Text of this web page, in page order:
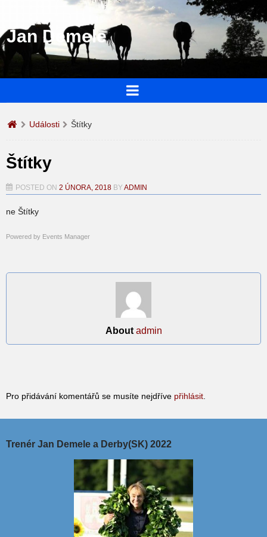
Jan Demele
Události Štítky
Štítky
POSTED ON 2 ÚNORA, 2018 BYADMIN
ne Štítky
Powered by Events Manager
About admin
Pro přidávání komentářů se musíte nejdříve přihlásit
Trenér Jan Demele a Derby(SK) 2022